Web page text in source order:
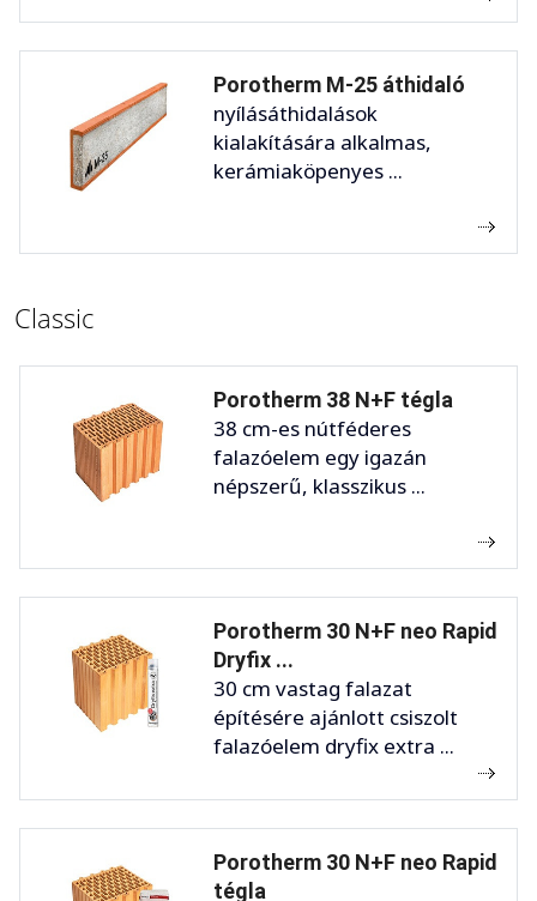
Porotherm M-25 áthidaló
nyílásáthidalások
kialakítására alkalmas,
kerámiaköpenyes ...
Classic
Porotherm 38 N+F tégla
38 cm-es nútféderes
falazóelem egy igazán
népszerű, klasszikus ...
Porotherm 30 N+F neo Rapid
Dryfix ...
30 cm vastag falazat
építésére ajánlott csiszolt
falazóelem dryfix extra ...
Porotherm 30 N+F neo Rapid
tégla